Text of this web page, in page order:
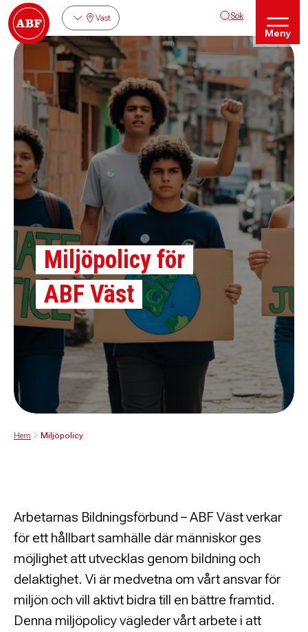
Väst Sök
Meny
Miljöpolicy för
ABF Väst
Hem Miljöpolicy
Arbetarnas Bildningsförbund – ABF Väst verkar
för ett hållbart samhälle där människor ges
möjlighet att utvecklas genom bildning och
delaktighet. Vi är medvetna om vårt ansvar för
miljön och vill aktivt bidra till en bättre framtid.
Denna miljöpolicy vägleder vårt arbete i att